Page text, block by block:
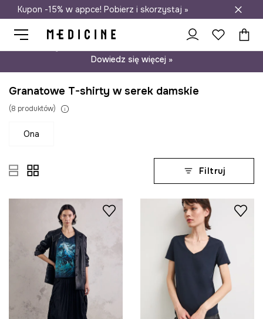
Darmowa dostawa do salonów
Kupon -15% w appce! Pobierz i skorzystaj »
Dowiedz się więcej »
Granatowe T-shirty w serek damskie
(8 produktów)
ona
Filtruj